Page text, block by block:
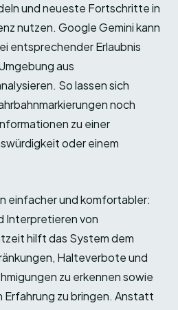
und neueste Fortschritte in
nutzen. Google Gemini kann
entsprechender Erlaubnis
aus
So lassen sich
noch
zu einer
oder einem
einfacher und komfortabler:
Interpretieren von
hilft das System dem
Halteverbote und
zu erkennen sowie
Erfahrung zu bringen. Anstatt